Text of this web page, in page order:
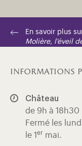
En savoir plus
Molière, l'éveil
informations
Château
de 9h à 18h30
Fermé les
le 1 er mai.